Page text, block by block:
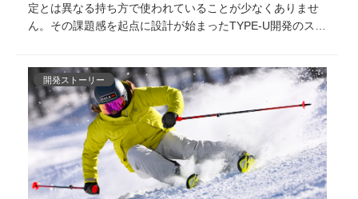
定とは異なる持ち方で使われていることが少なくありませ
ん。その課題感を起点に設計が始まったTYPE-U開発のスト
開発ストーリー